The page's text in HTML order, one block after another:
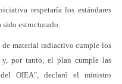
respetaría los estándares
sido estructurado.
material radiactivo cumple los
y, por tanto, el plan cumple las
OIEA", declaró el ministro